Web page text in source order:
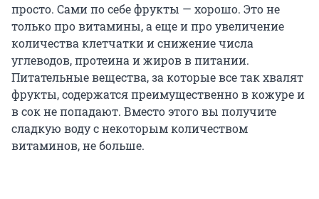
просто. Сами по себе фрукты — хорошо. Это не
только про витамины, а еще и про увеличение
количества клетчатки и снижение числа
углеводов, протеина и жиров в питании.
Питательные вещества, за которые все так хвалят
фрукты, содержатся преимущественно в кожуре и
в сок не попадают. Вместо этого вы получите
сладкую воду с некоторым количеством
витаминов, не больше.